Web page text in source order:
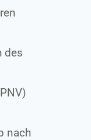
des
nach